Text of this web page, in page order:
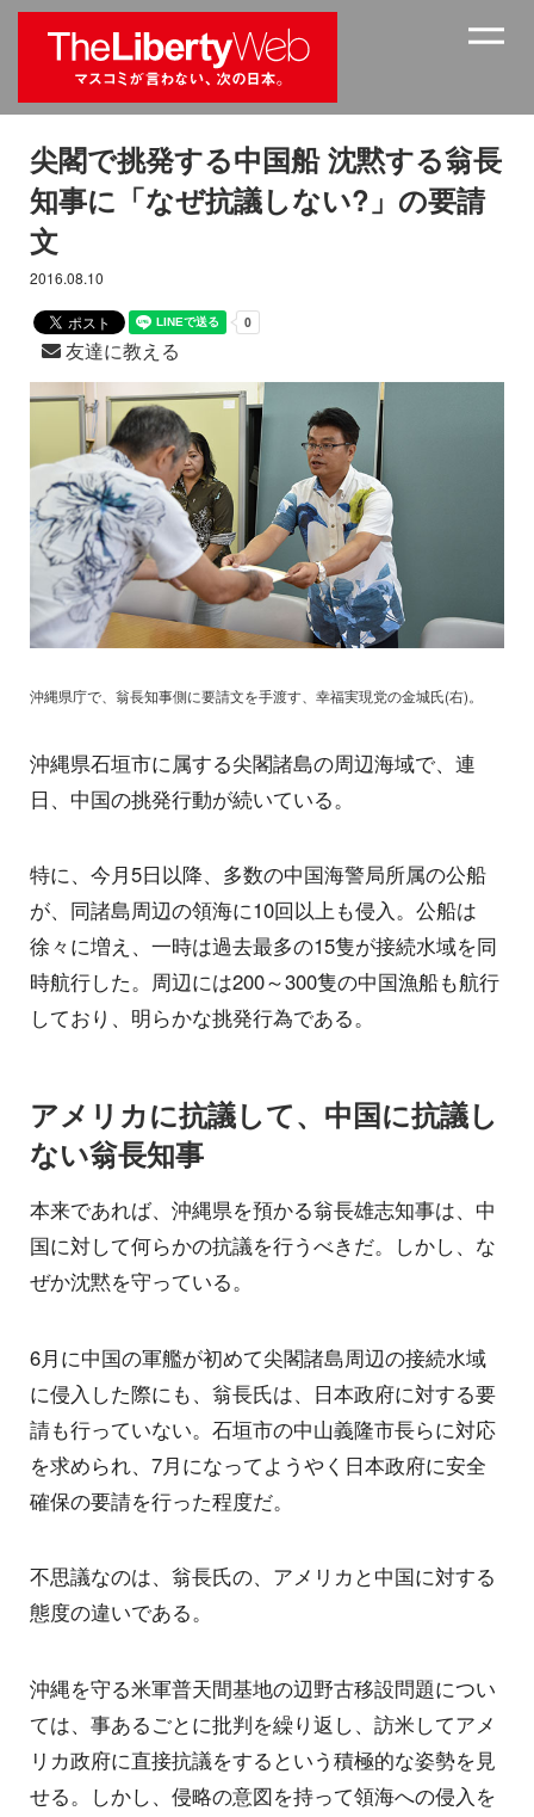
尖閣で挑発する中国船 沈黙する翁長
知事に「なぜ抗議しない?」の要請
文
2016.08.10
友達に教える
沖縄県庁で、翁長知事側に要請文を手渡す、幸福実現党の金城氏(右)。
沖縄県石垣市に属する尖閣諸島の周辺海域で、連
日、中国の挑発行動が続いている。
特に、今月5日以降、多数の中国海警局所属の公船
が、同諸島周辺の領海に10回以上も侵入。公船は
徐々に増え、一時は過去最多の15隻が接続水域を同
時航行した。周辺には200～300隻の中国漁船も航行
しており、明らかな挑発行為である。
アメリカに抗議して、中国に抗議し
ない翁長知事
本来であれば、沖縄県を預かる翁長雄志知事は、中
国に対して何らかの抗議を行うべきだ。しかし、な
ぜか沈黙を守っている。
6月に中国の軍艦が初めて尖閣諸島周辺の接続水域
に侵入した際にも、翁長氏は、日本政府に対する要
請も行っていない。石垣市の中山義隆市長らに対応
を求められ、7月になってようやく日本政府に安全
確保の要請を行った程度だ。
不思議なのは、翁長氏の、アメリカと中国に対する
態度の違いである。
沖縄を守る米軍普天間基地の辺野古移設問題につい
ては、事あるごとに批判を繰り返し、訪米してアメ
リカ政府に直接抗議をするという積極的な姿勢を見
せる。しかし、侵略の意図を持って領海への侵入を